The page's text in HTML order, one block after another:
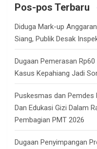
c
Pos-pos Terbaru
Diduga Mark-up
Siang, Publik Desak
Dugaan Pemerasan
Kasus Kepahiang Jadi
Puskesmas dan Pemdes
Dan Edukasi Gizi Dalam
Pembagian PMT 2026
Dugaan Penyimpangan